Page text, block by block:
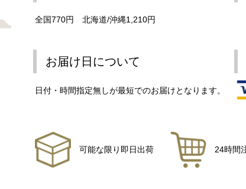
全国770円 北海道/沖縄1,210円
お届け日について
日付・時間指定無しが最短でのお届けとなります。
可能な限り即日出荷 24時間